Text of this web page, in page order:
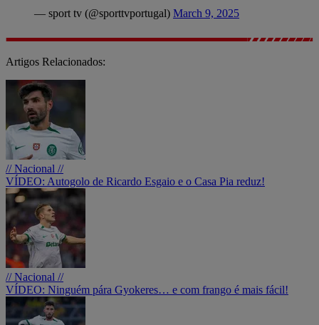
— sport tv (@sporttvportugal) March 9, 2025
Artigos Relacionados:
// Nacional //
VÍDEO: Autogolo de Ricardo Esgaio e o Casa Pia reduz!
// Nacional //
VÍDEO: Ninguém pára Gyokeres… e com frango é mais fácil!